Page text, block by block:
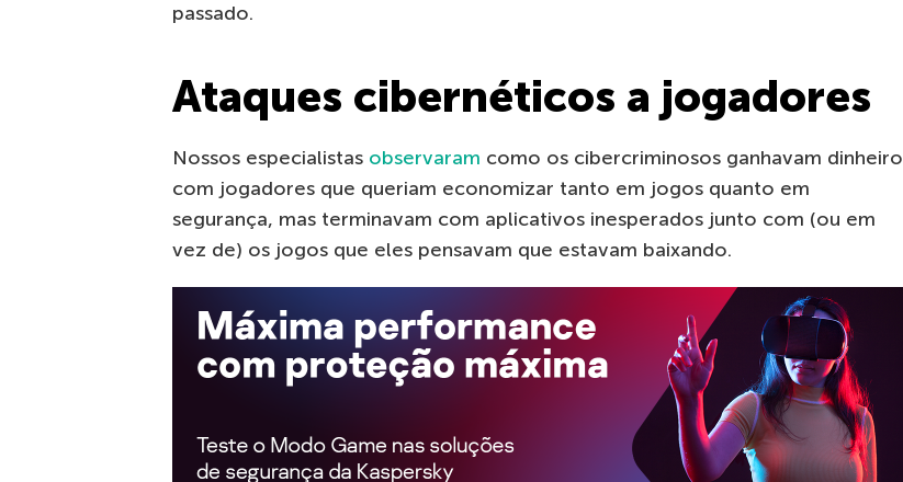
passado.
Ataques cibernéticos a jogadores
Nossos especialistas observaram como os cibercriminosos ganhavam dinheiro
com jogadores que queriam economizar tanto em jogos quanto em
segurança, mas terminavam com aplicativos inesperados junto com (ou em
vez de) os jogos que eles pensavam que estavam baixando.